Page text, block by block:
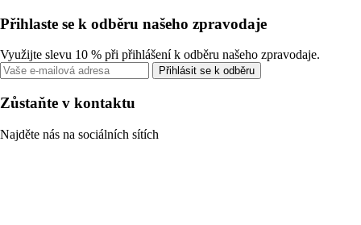
Přihlaste se k odběru našeho zpravodaje
Využijte slevu 10 % při přihlášení k odběru našeho zpravodaje.
Přihlásit se k odběru
Zůstaňte v kontaktu
Najděte nás na sociálních sítích